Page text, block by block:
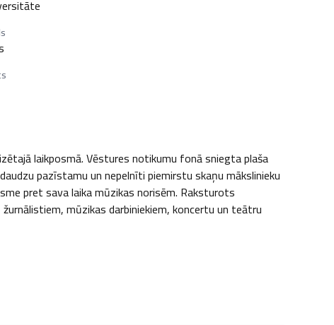
laikposmā. Vēstures notikumu fonā sniegta plaša
pazīstamu un nepelnīti piemirstu skaņu mākslinieku
pret sava laika mūzikas norisēm. Raksturots
mūzikas darbiniekiem, koncertu un teātru